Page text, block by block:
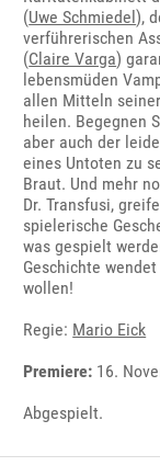
(Uwe Schmiedel),
verführerischen
(Claire Varga)
lebensmüden
allen Mitteln
heilen. Begegnen
aber auch der
eines Untoten zu
Braut. Und mehr
Dr. Transfusi,
spielerische
was gespielt
Geschichte
wollen!
Regie: Mario Eick
Premiere: 16.
Abgespielt.